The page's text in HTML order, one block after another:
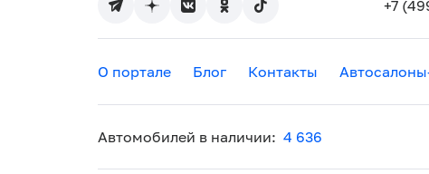
+7
О портале Блог Контакты
Автомобилей в наличии: 4 636